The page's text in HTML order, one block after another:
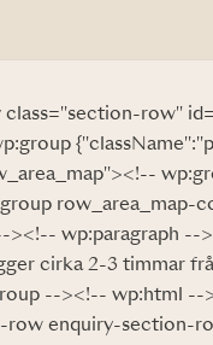
row"
row_area_map-
wp:paragraph --
cirka 2-3 timmar
--><!-- wp:html
enquiry-section-